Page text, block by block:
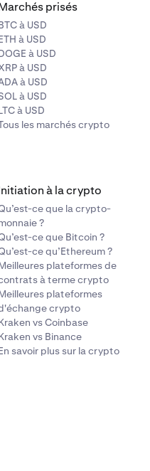
prisés
à USD
à USD
à USD
à USD
à USD
à USD
à USD
les marchés crypto
à la crypto
ce que la crypto-
?
ce que Bitcoin ?
ce qu’Ethereum ?
plateformes de
à terme crypto
plateformes
crypto
vs Coinbase
vs Binance
savoir plus sur la crypto